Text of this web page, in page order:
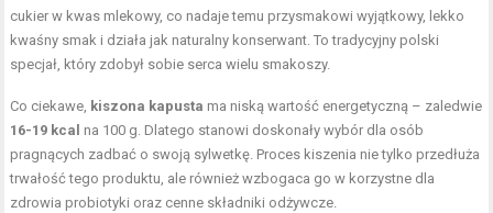
cukier w kwas mlekowy, co nadaje temu przysmakowi wyjątkowy, lekko
kwaśny smak i działa jak naturalny konserwant. To tradycyjny polski
specjał, który zdobył sobie serca wielu smakoszy.
Co ciekawe, kiszona kapusta ma niską wartość energetyczną – zaledwie
16-19 kcal na 100 g. Dlatego stanowi doskonały wybór dla osób
pragnących zadbać o swoją sylwetkę. Proces kiszenia nie tylko przedłuża
trwałość tego produktu, ale również wzbogaca go w korzystne dla
zdrowia probiotyki oraz cenne składniki odżywcze.